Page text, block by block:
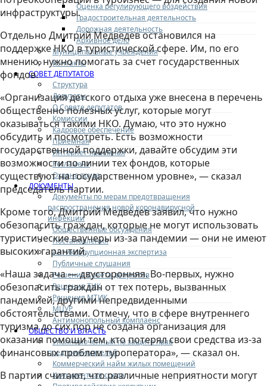
Оценка регулирующего воздействия
Градостроительная деятельность
Дорожная деятельность
Архивное дело
Муниципальные учреждения
Контакты
СОВЕТ ДЕПУТАТОВ
Структура
Депутаты
О Совете депутатов
Комиссии
Кадровое обеспечение
Приемная
Интернет-приемная
Регламент
Охрана труда
ДОКУМЕНТЫ
Документы по мерам предотвращения
распространения новой коронавирусной
инфекции
Общественные обсуждения
Постановления
Антикоррупционная экспертиза
Публичные слушания
Решения Совета депутатов
Решения ТИК
Решения МТИК
МЦУР
Антимонопольный комплаенс
ОБЩЕСТВО И ВЛАСТЬ
Уполномоченный по защите прав
предпринимателей
Коммерческий найм жилых помещений
Конкурентная среда
инфраструктуры.
Отдельно Дмитрий Медведев остановился на
поддержке НКО в туристической сфере. Им, по его
мнению, нужно помогать за счет государственных
фондов.
«Организация детского отдыха уже внесена в перечень
общественно полезных услуг, которые могут
оказываться такими НКО. Думаю, что это нужно
обсудить и посмотреть. Есть возможности
государственной поддержки, давайте обсудим эти
возможности по линии тех фондов, которые
существуют на государственном уровне», — сказал
председатель партии.
Кроме того, Дмитрий Медведев заявил, что нужно
обезопасить граждан, которые не могут использовать
туристические ваучеры из-за пандемии — они не имеют
высоких гарантий.
«Наша задача — двусторонняя. Во-первых, нужно
обезопасить граждан от тех потерь, вызванных
пандемией, другими непредвиденными
обстоятельствами. Отмечу, что в сфере внутреннего
туризма до сих пор не создана организация для
оказания помощи тем, кто потерял свои средства из-за
финансовых проблем туроператора», — сказал он.
В партии считают, что различные неприятности могут